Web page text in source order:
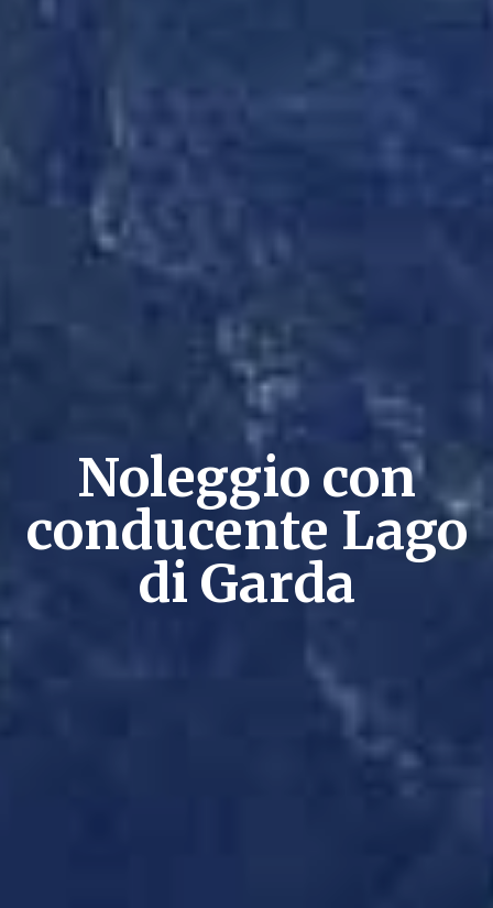
Noleggio con
conducente Lago
di Garda